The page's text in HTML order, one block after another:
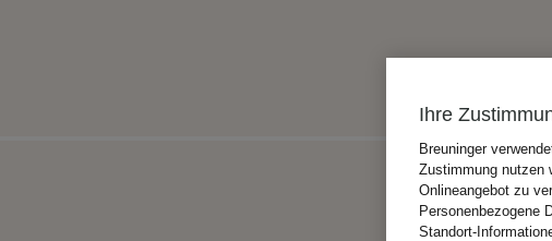
Ihre
Breuninger
Zustimmung nutzen
Onlineangebot zu
Personenbezogene
Standort-